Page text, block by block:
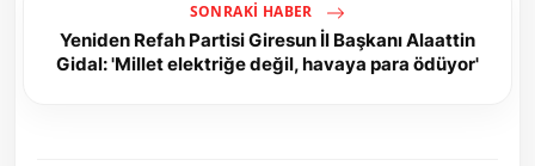
SONRAKI HABER
Yeniden Refah Partisi Giresun İl Başkanı Alaattin
Gidal: 'Millet elektriğe değil, havaya para ödüyor'